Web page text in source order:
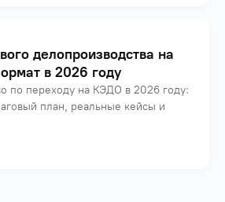
делопроизводства на
в 2026 году
по переходу на КЭДО в 2026 году:
план, реальные кейсы и